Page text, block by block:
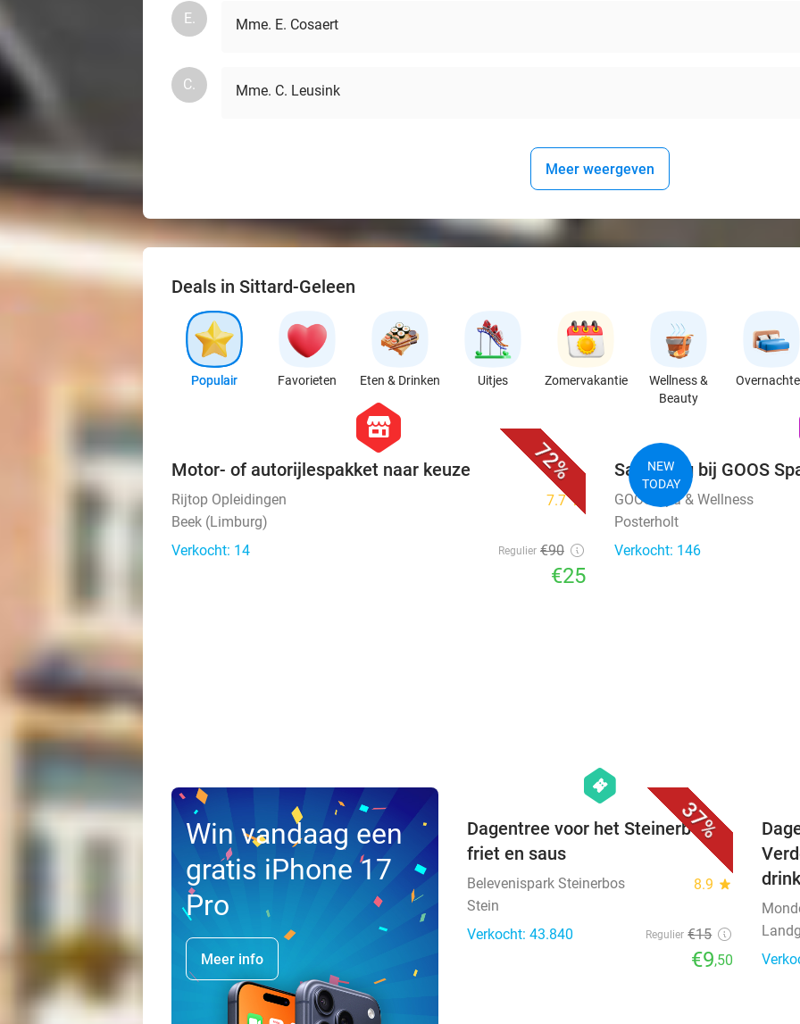
E. Mme. E. Cosaert
C. Mme. C. Leusink
Meer weergeven
Deals in Sittard-Geleen
Populair Favorieten Eten & Drinken Uitjes Zomervakantie
Wellness &
Beauty
72%
hexagon
store
Motor- of autorijlespakket naar keuze
Rijtop Opleidingen 7.7star
Beek (Limburg)
Verkocht: 14
Regulier €90
€25
NEW
TODAY
Saunadag bij GOOS
GOOS Spa & Wellness
Posterholt
Verkocht: 146
Win vandaag een
gratis iPhone 17
Pro
Meer info
37%
hexagon
events
Dagentree voor het Steinerbos +
friet en saus
Belevenispark Steinerbos 8.9 star
Stein
Verkocht: 43.840
Regulier €15
€9,50